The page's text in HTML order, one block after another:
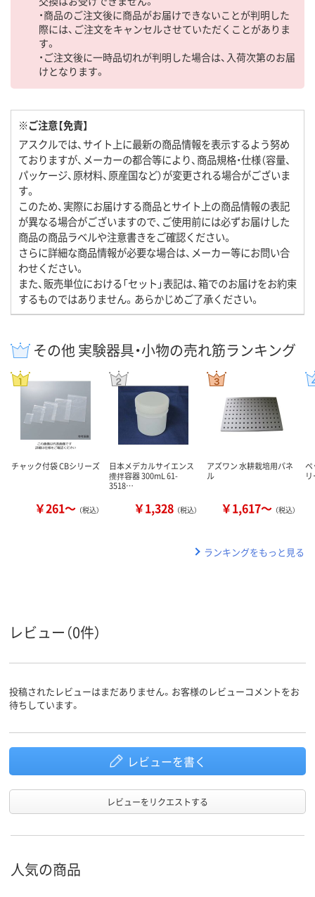
・商品のご注文後に商品がお届けできないことが判明した
際には、ご注文をキャンセルさせていただくことがありま
す。
・ご注文後に一時品切れが判明した場合は、入荷次第のお届
けとなります。
※ご注意【免責】
アスクルでは、サイト上に最新の商品情報を表示するよう努め
ておりますが、メーカーの都合等により、商品規格・仕様（容量、
パッケージ、原材料、原産国など）が変更される場合がございま
す。
このため、実際にお届けする商品とサイト上の商品情報の表記
が異なる場合がございますので、ご使用前には必ずお届けした
商品の商品ラベルや注意書きをご確認ください。
さらに詳細な商品情報が必要な場合は、メーカー等にお問い合
わせください。
また、販売単位における「セット」表記は、箱でのお届けをお約束
するものではありません。あらかじめご了承ください。
その他 実験器具・小物の売れ筋ランキング
チャック付袋 CBシリーズ
￥261～ （税込）
日本メデカルサイエンス
攪拌容器 300mL 61-
3518…
￥1,328 （税込）
アズワン 水耕栽培用パネ
ル
￥1,617～ （税込）
ペ
ランキングをもっと見る
レビュー（0件）
投稿されたレビューはまだありません。お客様のレビューコメントをお
待ちしています。
レビューを書く
レビューをリクエストする
人気の商品